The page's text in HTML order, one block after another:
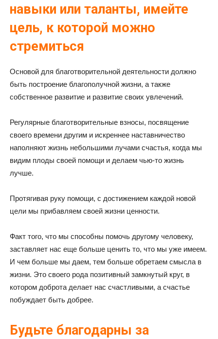
навыки или таланты, имейте
цель, к которой можно
стремиться
Основой для благотворительной деятельности должно
быть построение благополучной жизни, а также
собственное развитие и развитие своих увлечений.
Регулярные благотворительные взносы, посвящение
своего времени другим и искреннее наставничество
наполняют жизнь небольшими лучами счастья, когда мы
видим плоды своей помощи и делаем чью-то жизнь
лучше.
Протягивая руку помощи, с достижением каждой новой
цели мы прибавляем своей жизни ценности.
Факт того, что мы способны помочь другому человеку,
заставляет нас еще больше ценить то, что мы уже имеем.
И чем больше мы даем, тем больше обретаем смысла в
жизни. Это своего рода позитивный замкнутый круг, в
котором доброта делает нас счастливыми, а счастье
побуждает быть добрее.
Будьте благодарны за